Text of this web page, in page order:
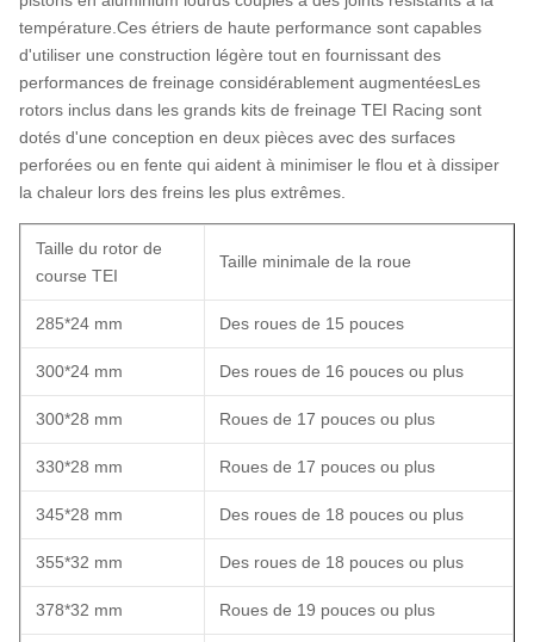
température.Ces étriers de haute performance sont capables
d'utiliser une construction légère tout en fournissant des
performances de freinage considérablement augmentéesLes
rotors inclus dans les grands kits de freinage TEI Racing sont
dotés d'une conception en deux pièces avec des surfaces
perforées ou en fente qui aident à minimiser le flou et à dissiper
la chaleur lors des freins les plus extrêmes.
Taille du rotor de
course TEI
Taille minimale de la roue
285*24 mm Des roues de 15 pouces
300*24 mm Des roues de 16 pouces ou plus
300*28 mm Roues de 17 pouces ou plus
330*28 mm Roues de 17 pouces ou plus
345*28 mm Des roues de 18 pouces ou plus
355*32 mm Des roues de 18 pouces ou plus
378*32 mm Roues de 19 pouces ou plus